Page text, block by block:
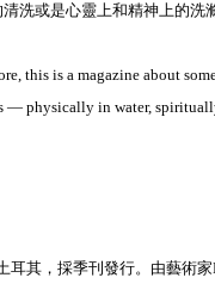
洗或是心靈上和精神上的洗
this is a magazine about
— physically in water,
其，採季刊發行。由藝術